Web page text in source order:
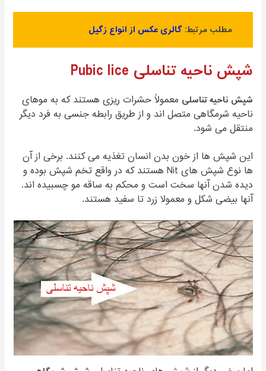
مطلب مرتبط:گالری عکس از انواع زگیل
شپش ناحیه تناسلی Pubic lice
شپش ناحیه تناسلی معمولاً حشرات ریزی هستند که به موهای
ناحیه شرمگاهی متصل اند و از طریق رابطه جنسی به فرد دیگر
منتقل می شود.
این شپش ها از خون بدن انسان تغذیه می کنند. برخی از آن
ها نوع شپش های Nit هستند که در واقع تخم شپش بوده و
دیده شدن آنها سخت است و محکم به ساقه مو چسبیده اند.
آنها بیضی شکل و معمولا زرد تا سفید هستند.